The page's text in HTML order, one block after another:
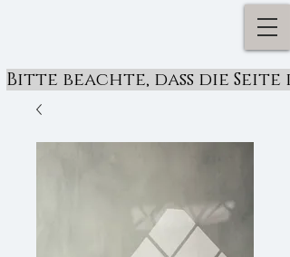
Bitte beachte, dass die